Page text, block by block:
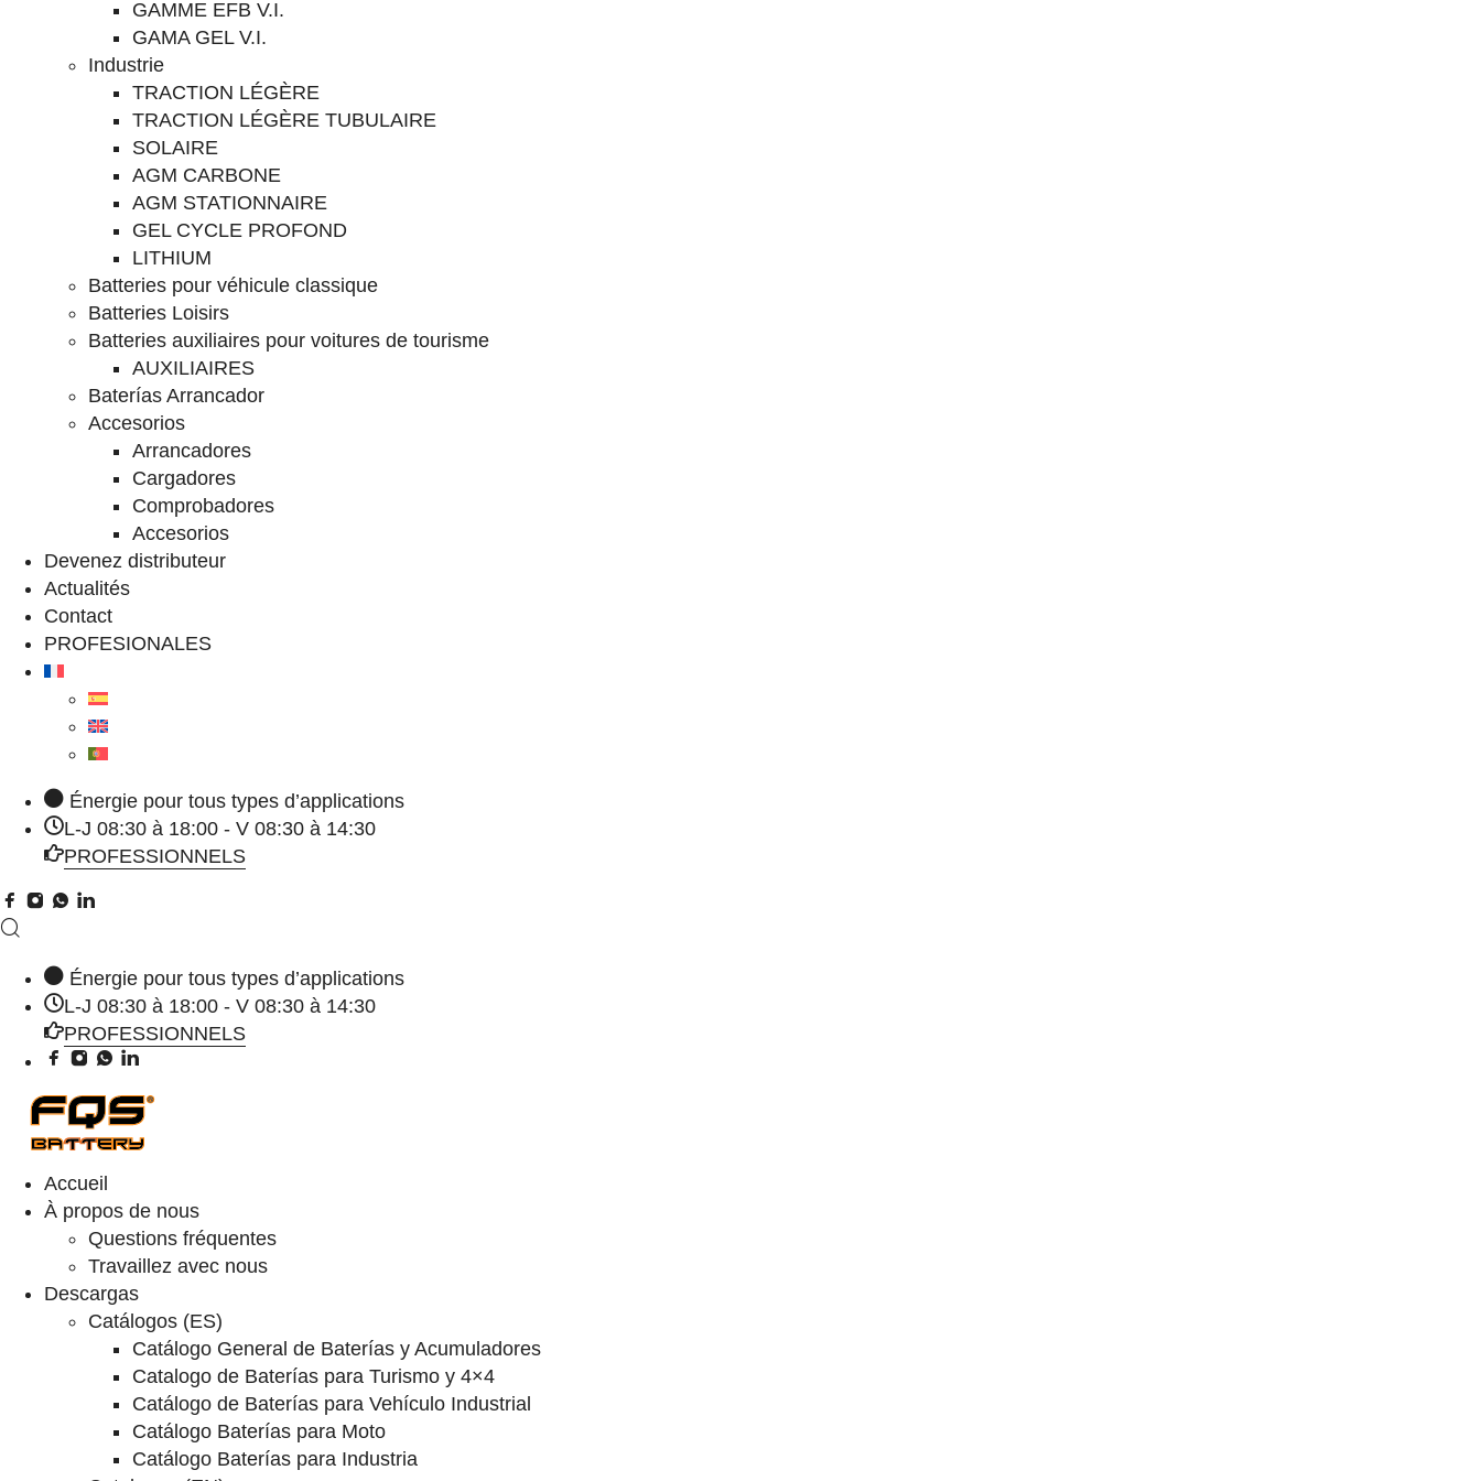
GAMME EFB V.I.
GAMA GEL V.I.
Industrie
TRACTION LÉGÈRE
TRACTION LÉGÈRE TUBULAIRE
SOLAIRE
AGM CARBONE
AGM STATIONNAIRE
GEL CYCLE PROFOND
LITHIUM
Batteries pour véhicule classique
Batteries Loisirs
Batteries auxiliaires pour voitures de tourisme
AUXILIAIRES
Baterías Arrancador
Accesorios
Arrancadores
Cargadores
Comprobadores
Accesorios
Devenez distributeur
Actualités
Contact
PROFESIONALES
Énergie pour tous types d’applications
L-J 08:30 à 18:00 - V 08:30 à 14:30
PROFESSIONNELS
Énergie pour tous types d’applications
L-J 08:30 à 18:00 - V 08:30 à 14:30
PROFESSIONNELS
Accueil
À propos de nous
Questions fréquentes
Travaillez avec nous
Descargas
Catálogos (ES)
Catálogo General de Baterías y Acumuladores
Catalogo de Baterías para Turismo y 4×4
Catálogo de Baterías para Vehículo Industrial
Catálogo Baterías para Moto
Catálogo Baterías para Industria